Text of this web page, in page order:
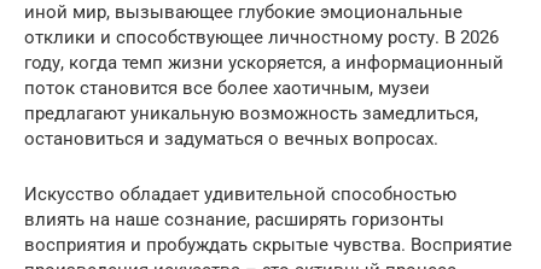
иной мир, вызывающее глубокие эмоциональные
отклики и способствующее личностному росту. В 2026
году, когда темп жизни ускоряется, а информационный
поток становится все более хаотичным, музеи
предлагают уникальную возможность замедлиться,
остановиться и задуматься о вечных вопросах.
Искусство обладает удивительной способностью
влиять на наше сознание, расширять горизонты
восприятия и пробуждать скрытые чувства. Восприятие